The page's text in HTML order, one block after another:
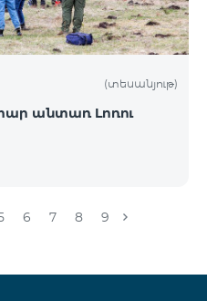
(տեսանյութ)
անտառ Լոռու
6 7 8 9